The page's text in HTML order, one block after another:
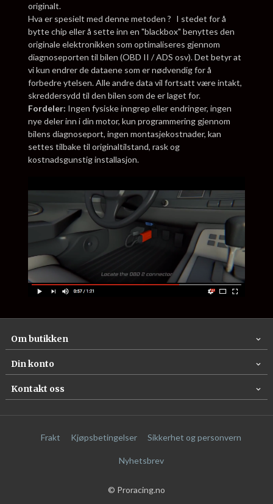
originalt.
Hva er spesielt med denne metoden ? I stedet for å
bytte chip eller å sette inn en "blackbox" benyttes den
originale elektronikken som optimaliseres gjennom
diagnoseporten til bilen (OBD II / ADS osv). Det betyr at
vi kun endrer de dataene som er nødvendig for å
forbedre ytelsen. Alle andre data vil fortsatt være intakt,
skreddersydd til den bilen som de er laget for.
Fordeler: Ingen fysiske inngrep eller endringer, ingen
nye deler inn i din motor, kun programmering gjennom
bilens diagnoseport, ingen montasjekostnader, kan
settes tilbake til originaltilstand, rask og
kostnadsgunstig installasjon.
Om butikken
Din konto
Kontakt oss
Frakt Kjøpsbetingelser Sikkerhet og personvern
Nyhetsbrev
© Proracing.no